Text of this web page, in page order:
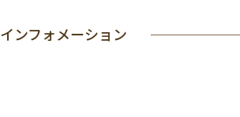
インフォメーション